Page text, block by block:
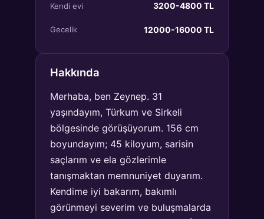
Kendi evi 3200-4800 TL
Gecelik 12000-16000 TL
Hakkında
Merhaba, ben Zeynep. 31
yaşındayım, Türkum ve Sirkeli
bölgesinde görüşüyorum. 156 cm
boyundayım; 45 kiloyum, sarisin
saçlarım ve ela gözlerimle
tanışmaktan memnuniyet duyarım.
Kendime iyi bakarım, bakımlı
görünmeyi severim ve buluşmalarda